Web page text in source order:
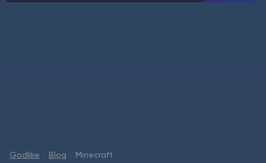
Godlike Blog Minecraft